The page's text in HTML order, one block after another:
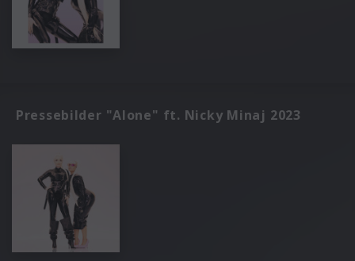
Pressebilder "Alone" ft. Nicky Minaj 2023